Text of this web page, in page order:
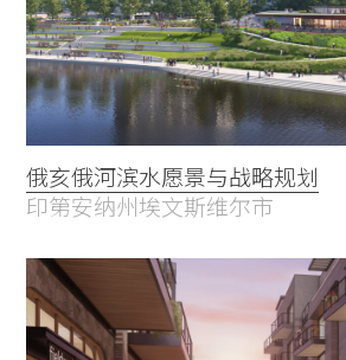
俄亥俄河滨水愿景与战略规划
印第安纳州埃文斯维尔市
Practice